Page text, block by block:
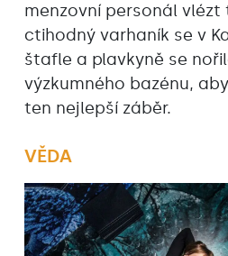
menzovní personál vlézt
ctihodný varhaník se v
štafle a plavkyně se
výzkumného bazénu,
ten nejlepší záběr.
VĚDA